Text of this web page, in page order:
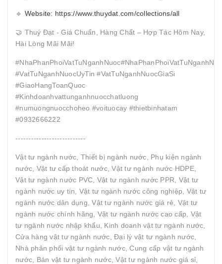
🔹 Website: https://www.thuydat.com/collections/all
🤝 Thuý Đạt - Giá Chuẩn, Hàng Chất – Hợp Tác Hôm Nay,
Hài Lòng Mãi Mãi!
#VatTuNganhNuocUyTin #VatTuNganhNuocGiaSi
#GiaoHangToanQuoc
#Kinhdoanhvattunganhnuocchatluong
#numuongnuocchoheo #voituocay #thietbinhatam
#0932666222
---------------------------
Vật tư ngành nước, Thiết bị ngành nước, Phụ kiện ngành
nước, Vật tư cấp thoát nước, Vật tư ngành nước HDPE,
Vật tư ngành nước PVC, Vật tư ngành nước PPR, Vật tư
ngành nước uy tín, Vật tư ngành nước công nghiệp, Vật tư
ngành nước dân dụng, Vật tư ngành nước giá rẻ, Vật tư
ngành nước chính hãng, Vật tư ngành nước cao cấp, Vật
tư ngành nước nhập khẩu, Kinh doanh vật tư ngành nước,
Cửa hàng vật tư ngành nước, Đại lý vật tư ngành nước,
Nhà phân phối vật tư ngành nước, Cung cấp vật tư ngành
nước, Bán vật tư ngành nước, Vật tư ngành nước giá sỉ,